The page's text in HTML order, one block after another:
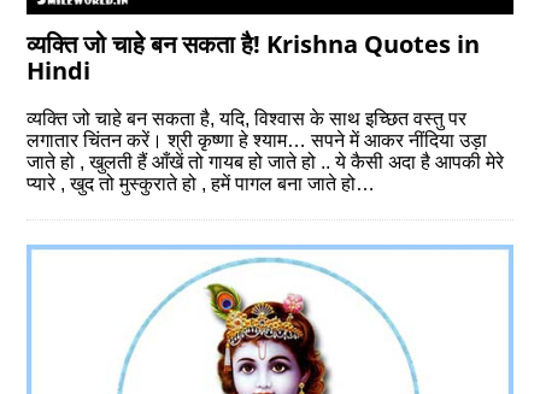
व्‍यक्ति जो चाहे बन सकता है! Krishna Quotes in
Hindi
व्‍यक्ति जो चाहे बन सकता है, यदि, विश्‍वास के साथ इच्छित वस्‍तु पर
लगातार चिंतन करें। श्री कृष्‍णा हे श्याम… सपने में आकर नींदिया उड़ा
जाते हो , खुलती हैं आँखें तो गायब हो जाते हो .. ये कैसी अदा है आपकी मेरे
प्यारे , खुद तो मुस्कुराते हो , हमें पागल बना जाते हो…